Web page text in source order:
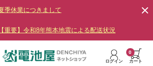
季休業につきまして
【重要】令和8年熊本地震による配送状況
ログイン カート
0